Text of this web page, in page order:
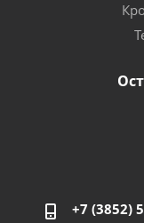
+7 (3852)